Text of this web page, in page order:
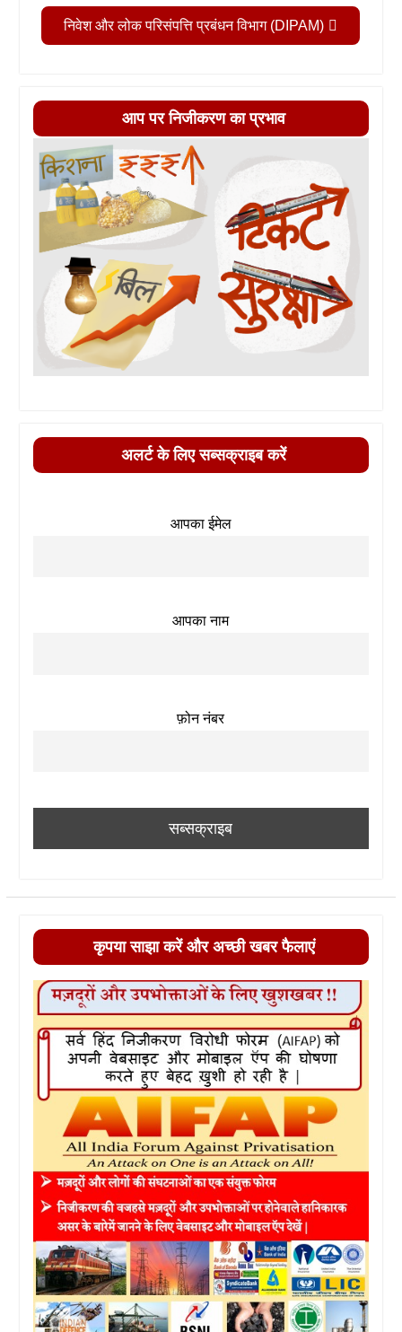
निवेश और लोक परिसंपत्ति प्रबंधन विभाग (DIPAM)
आप पर निजीकरण का प्रभाव
अलर्ट के लिए सब्सक्राइब करें
आपका ईमेल
आपका नाम
फ़ोन नंबर
कृपया साझा करें और अच्छी खबर फैलाएं